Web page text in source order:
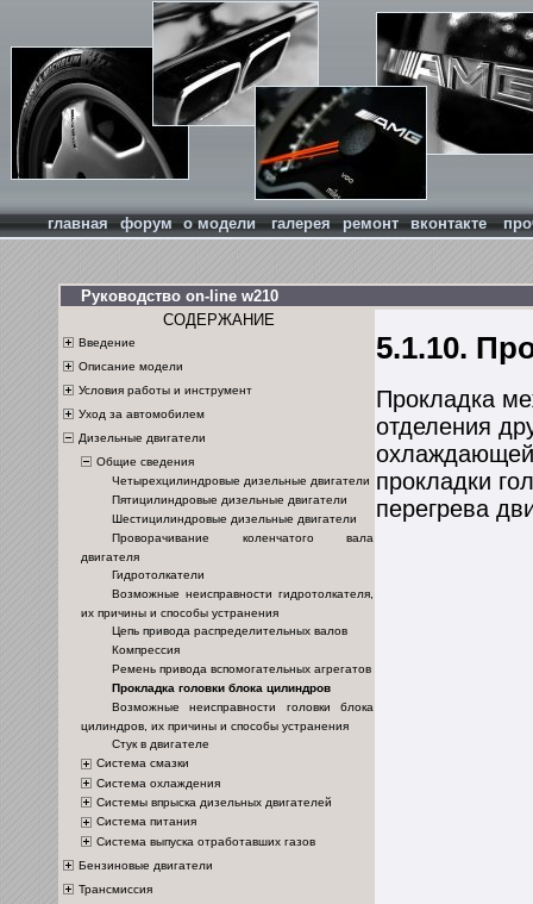
главная форум о модели галерея ремонт вконтакте
Руководство on-line w210
СОДЕРЖАНИЕ
Введение
Описание модели
Условия работы и инструмент
Уход за автомобилем
Дизельные двигатели
Общие сведения
Четырехцилиндровые дизельные двигатели
Пятицилиндровые дизельные двигатели
Шестицилиндровые дизельные двигатели
Проворачивание коленчатого вала
двигателя
Гидротолкатели
Возможные неисправности гидротолкателя,
их причины и способы устранения
Цепь привода распределительных валов
Компрессия
Ремень привода вспомогательных агрегатов
Прокладка головки блока цилиндров
Возможные неисправности головки блока
цилиндров, их причины и способы устранения
Стук в двигателе
Система смазки
Система охлаждения
Системы впрыска дизельных двигателей
Система питания
Система выпуска отработавших газов
Бензиновые двигатели
Трансмиссия
5.1.10.
Прокладка
отделения
охлаждающей
прокладки
перегрева